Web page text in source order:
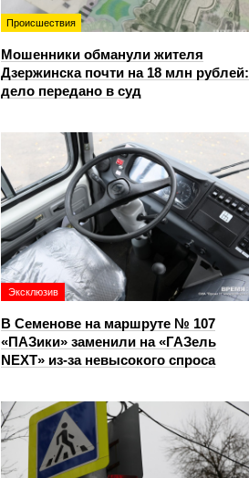
Происшествия
Мошенники обманули жителя
Дзержинска почти на 18 млн рублей:
дело передано в суд
Эксклюзив
В Семенове на маршруте № 107
«ПАЗики» заменили на «ГАЗель
NEXT» из‑за невысокого спроса